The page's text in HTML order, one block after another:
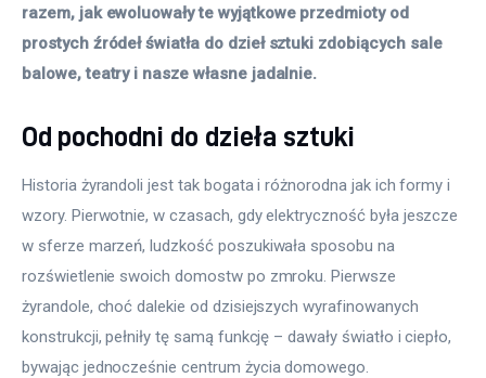
razem, jak ewoluowały te wyjątkowe przedmioty od
prostych źródeł światła do dzieł sztuki zdobiących sale
balowe, teatry i nasze własne jadalnie.
Od pochodni do dzieła sztuki
Historia żyrandoli jest tak bogata i różnorodna jak ich formy i
wzory. Pierwotnie, w czasach, gdy elektryczność była jeszcze
w sferze marzeń, ludzkość poszukiwała sposobu na
rozświetlenie swoich domostw po zmroku. Pierwsze
żyrandole, choć dalekie od dzisiejszych wyrafinowanych
konstrukcji, pełniły tę samą funkcję – dawały światło i ciepło,
bywając jednocześnie centrum życia domowego.